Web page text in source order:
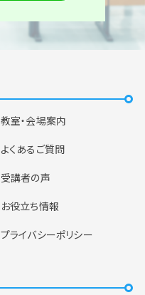
教室・会場案内
よくあるご質問
受講者の声
お役立ち情報
プライバシーポリシー